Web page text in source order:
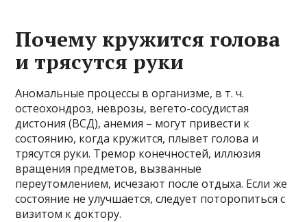
Почему кружится голова
и трясутся руки
Аномальные процессы в организме, в т. ч.
остеохондроз, неврозы, вегето-сосудистая
дистония (ВСД), анемия – могут привести к
состоянию, когда кружится, плывет голова и
трясутся руки. Тремор конечностей, иллюзия
вращения предметов, вызванные
переутомлением, исчезают после отдыха. Если же
состояние не улучшается, следует поторопиться с
визитом к доктору.